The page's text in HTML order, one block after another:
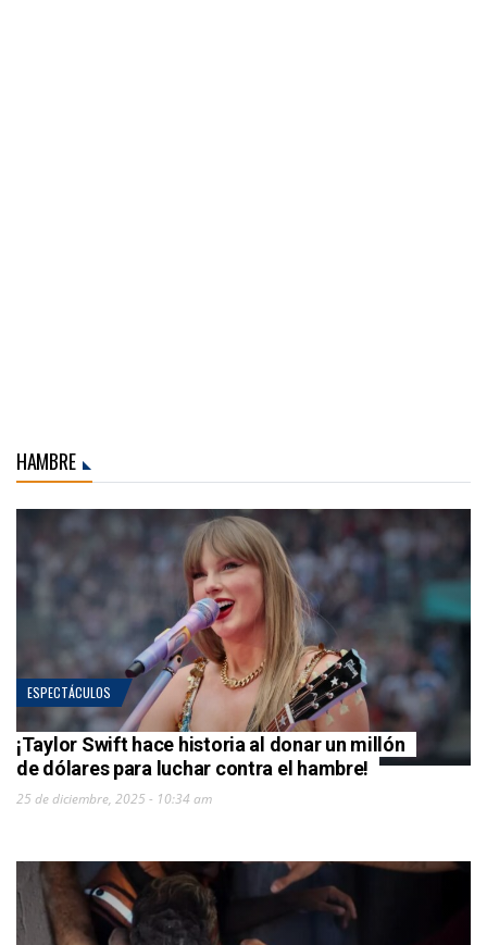
HAMBRE
ESPECTÁCULOS
¡Taylor Swift hace historia al donar un millón
de dólares para luchar contra el hambre!
25 de diciembre, 2025 - 10:34 am